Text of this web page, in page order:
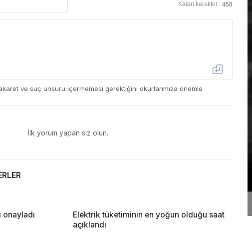
Kalan karakter : 450
ve suç unsuru içermemesi gerektiğini okurlarımıza önemle
İlk yorum yapan siz olun.
onayladı
Elektrik tüketiminin en yoğun olduğu saat
açıklandı